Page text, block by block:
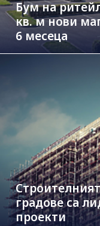
Бум на
кв. м нови
6 месеца
градове са
проекти